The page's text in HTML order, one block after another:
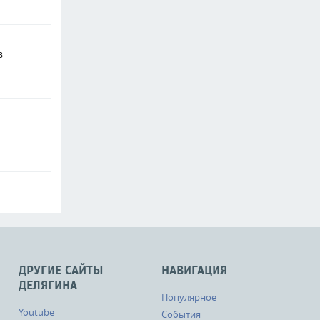
-
НАВИГАЦИЯ
Популярное
События
ДРУГИЕ САЙТЫ
ДЕЛЯГИНА
Youtube